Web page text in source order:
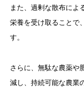
また、過剰な散布によ
栄養を受け取ることで
す。
さらに、無駄な農薬や
減し、持続可能な農業